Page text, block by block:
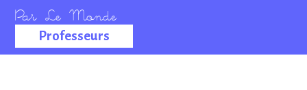
Professeurs